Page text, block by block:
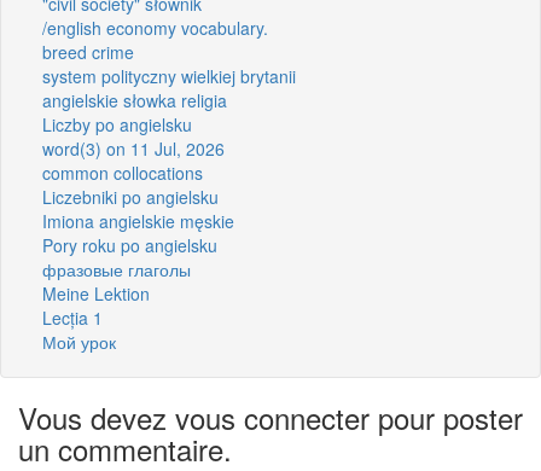
/english economy vocabulary.
breed crime
system polityczny wielkiej brytanii
angielskie słowka religia
Liczby po angielsku
word(3) on 11 Jul, 2026
common collocations
Liczebniki po angielsku
Imiona angielskie męskie
Pory roku po angielsku
фразовые глаголы
Meine Lektion
Lecția 1
Мой урок
Vous devez vous connecter pour poster
un commentaire.